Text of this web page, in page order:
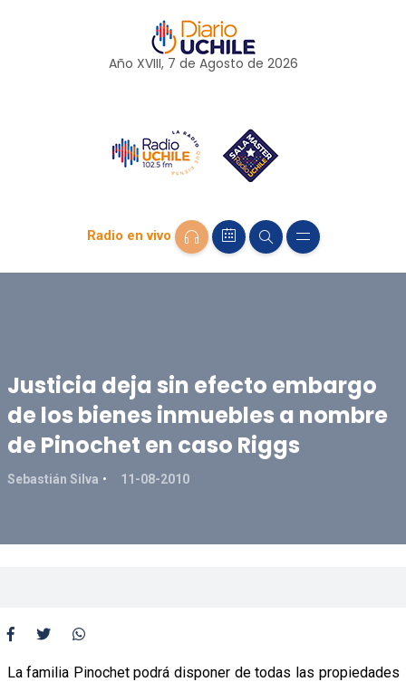
Año XVIII, 7 de Agosto de 2026
Radio en vivo
Justicia deja sin efecto embargo
de los bienes inmuebles a nombre
de Pinochet en caso Riggs
Sebastián Silva 11-08-2010
La familia Pinochet podrá disponer de todas las propiedades